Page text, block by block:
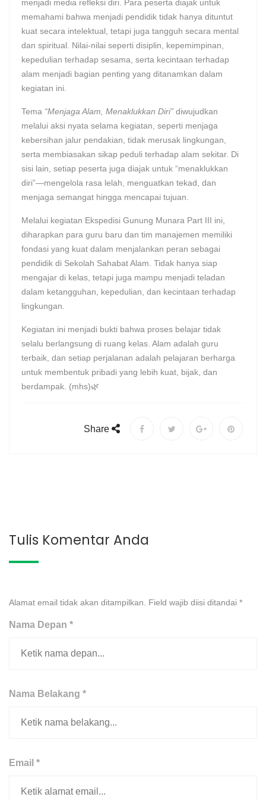
menjadi media refleksi diri. Para peserta diajak untuk
memahami bahwa menjadi pendidik tidak hanya dituntut
kuat secara intelektual, tetapi juga tangguh secara mental
dan spiritual. Nilai-nilai seperti disiplin, kepemimpinan,
kepedulian terhadap sesama, serta kecintaan terhadap
alam menjadi bagian penting yang ditanamkan dalam
kegiatan ini.
Tema “Menjaga Alam, Menaklukkan Diri” diwujudkan
melalui aksi nyata selama kegiatan, seperti menjaga
kebersihan jalur pendakian, tidak merusak lingkungan,
serta membiasakan sikap peduli terhadap alam sekitar. Di
sisi lain, setiap peserta juga diajak untuk “menaklukkan
diri”—mengelola rasa lelah, menguatkan tekad, dan
menjaga semangat hingga mencapai tujuan.
Melalui kegiatan Ekspedisi Gunung Munara Part III ini,
diharapkan para guru baru dan tim manajemen memiliki
fondasi yang kuat dalam menjalankan peran sebagai
pendidik di Sekolah Sahabat Alam. Tidak hanya siap
mengajar di kelas, tetapi juga mampu menjadi teladan
dalam ketangguhan, kepedulian, dan kecintaan terhadap
lingkungan.
Kegiatan ini menjadi bukti bahwa proses belajar tidak
selalu berlangsung di ruang kelas. Alam adalah guru
terbaik, dan setiap perjalanan adalah pelajaran berharga
untuk membentuk pribadi yang lebih kuat, bijak, dan
berdampak. (mhs)🌿
Share
Tulis Komentar Anda
Alamat email tidak akan ditampilkan. Field wajib diisi ditandai *
Nama Depan *
Nama Belakang *
Email *